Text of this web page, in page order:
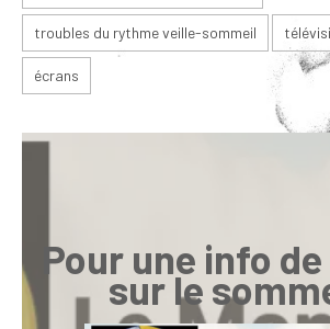
troubles du rythme veille-sommeil
écrans
Pour une info
sur le